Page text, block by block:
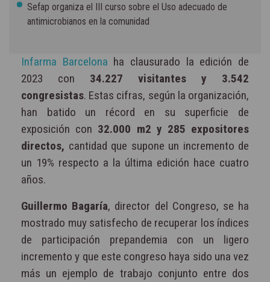
Sefap organiza el III curso sobre el Uso adecuado de
antimicrobianos en la comunidad
Infarma Barcelona ha clausurado la edición de
2023 con 34.227 visitantes y 3.542
congresistas. Estas cifras, según la organización,
han batido un récord en su superficie de
exposición con 32.000 m2 y 285 expositores
directos, cantidad que supone un incremento de
un 19% respecto a la última edición hace cuatro
años.
Guillermo Bagaría, director del Congreso, se ha
mostrado muy satisfecho de recuperar los índices
de participación prepandemia con un ligero
incremento y que este congreso haya sido una vez
más un ejemplo de trabajo conjunto entre dos